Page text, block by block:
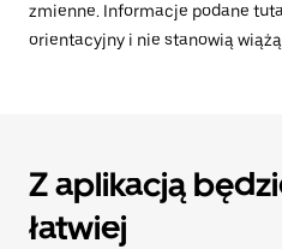
zmienne. Informacje podane
orientacyjny i nie stanowią
Z aplikacją
łatwiej